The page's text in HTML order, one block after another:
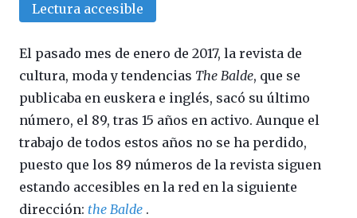
Lectura accesible
El pasado mes de enero de 2017, la revista de
cultura, moda y tendencias The Balde, que se
publicaba en euskera e inglés, sacó su último
número, el 89, tras 15 años en activo. Aunque el
trabajo de todos estos años no se ha perdido,
puesto que los 89 números de la revista siguen
estando accesibles en la red en la siguiente
dirección: the Balde .